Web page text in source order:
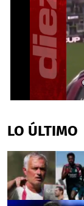
of
42
LO ÚLTIMO